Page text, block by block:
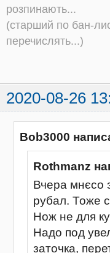
розпинають...
(старший по бан-
перечислять...)
2020-08-26
Bob3000
Rothmanz
Вчера мнєсо
рубал. Тоже
Нож не для
Надо под
заточка,